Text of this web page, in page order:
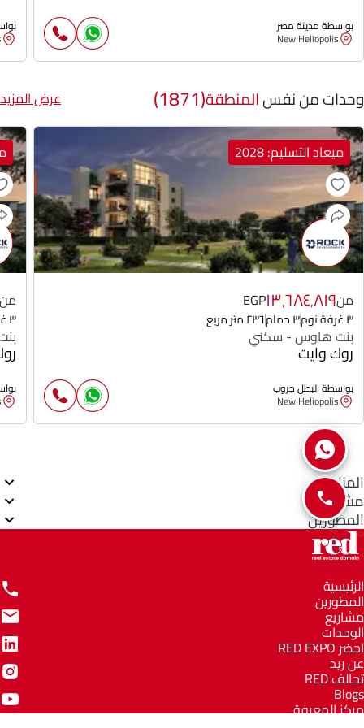
بواسطة مدينة مصر
New Heliopolis
وحدات من نفسالمنطقة(1871) عرض المزيد
ميعاد التسليم: 2028
من١٣٬٦٨٤٬٨١٩EGP
٣ غرفة نوم ٣ حمام ٢٣٦ متر مربع
بنت هاوس - سكني
روك وايت
بواسطة البطل جروب
New Heliopolis
من
٣ غرفة نوم
المناطق
مشاريع
المطورين
الرئيسية
المطورين
مشاريع
الوحدات
احضر RED EXPO
عن ريد
تحالف RED
Blogs
مركز المعرفة